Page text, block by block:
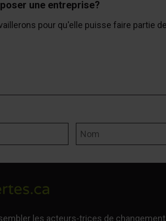
une entreprise?
pour qu'elle puisse faire partie
les acteurs-trices de